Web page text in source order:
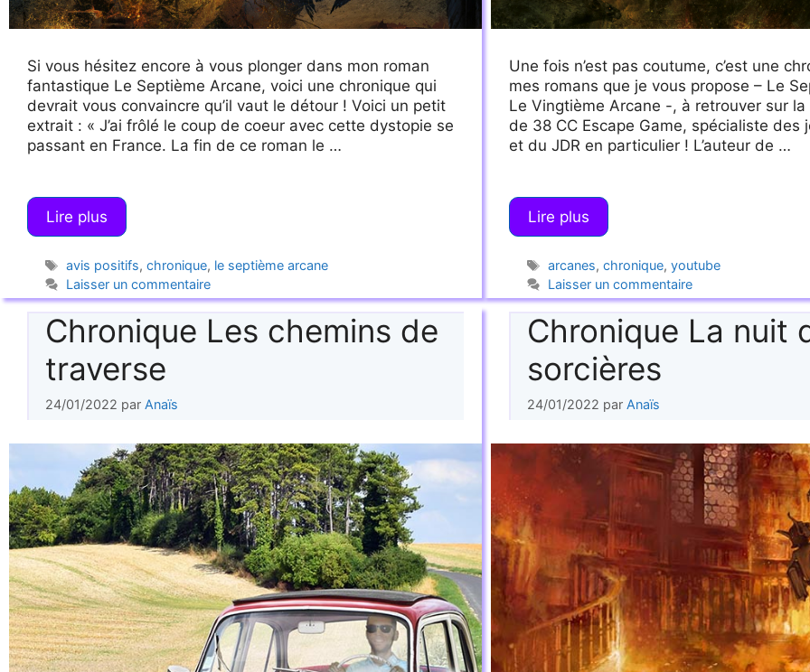
Si vous hésitez encore à vous plonger dans mon roman
fantastique Le Septième Arcane, voici une chronique qui
devrait vous convaincre qu’il vaut le détour ! Voici un petit
extrait : « J’ai frôlé le coup de coeur avec cette dystopie se
passant en France. La fin de ce roman le …
Lire plus
Étiquettes
avis positifs,chronique, le septième arcane
Laisser un commentaire
Une fois n’est pas coutume, c’est une
mes romans que je vous propose – Le
Le Vingtième Arcane -, à retrouver sur
de 38 CC Escape Game, spécialiste des
et du JDR en particulier ! L’auteur de …
Lire plus
Étiquettes
arcanes, chronique, youtube
Laisser un commentaire
Chronique Les chemins de
traverse
24/01/2022 par Anaïs
Chronique La nuit
sorcières
24/01/2022 par Anaïs